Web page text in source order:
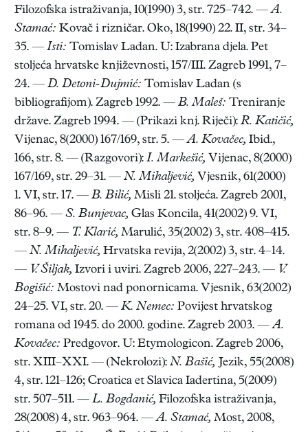
Filozofska istraživanja, 10(1990) 3, str. 725–742. —A.
Stamać: Kovač i rizničar. Oko, 18(1990) 22. II, str. 34–
35. — Isti: Tomislav Ladan. U: Izabrana djela. Pet
stoljeća hrvatske književnosti, 157/III. Zagreb 1991, 7–
24. — D. Detoni-Dujmić: Tomislav Ladan (s
bibliografijom). Zagreb 1992. — B. Maleš: Treniranje
države. Zagreb 1994. — (Prikazi knj. Riječi): R. Katičić,
Vijenac, 8(2000) 167/169, str. 5. —A. Kovačec, Ibid.,
166, str. 8. — (Razgovori): I. Markešić, Vijenac, 8(2000)
167/169, str. 29–31. — N. Mihaljević, Vjesnik, 61(2000)
1. VI, str. 17. — B. Bilić, Misli 21. stoljeća. Zagreb 2001,
86–96. — S. Bunjevac, Glas Koncila, 41(2002) 9. VI,
str. 8–9. — T. Klarić, Marulić, 35(2002) 3, str. 408–415.
— N. Mihaljević, Hrvatska revija, 2(2002) 3, str. 4–14.
— V. Šiljak, Izvori i uviri. Zagreb 2006, 227–243. — V.
Bogišić: Mostovi nad ponornicama. Vjesnik, 63(2002)
24–25. VI, str. 20. — K. Nemec: Povijest hrvatskog
romana od 1945. do 2000. godine. Zagreb 2003. —A.
Kovačec: Predgovor. U: Etymologicon. Zagreb 2006,
str. XIII–XXI. — (Nekrolozi): N. Bašić, Jezik, 55(2008)
4, str. 121–126; Croatica et Slavica Iadertina, 5(2009)
str. 507–511. — L. Bogdanić, Filozofska istraživanja,
28(2008) 4, str. 963–964. —A. Stamać, Most, 2008,